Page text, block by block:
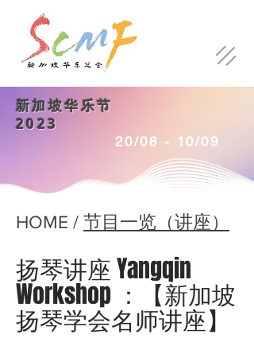
​新加坡华乐节
2023
20/08 - 10/09
HOME / 节目一览（讲座）
扬琴讲座 Yangqin
Workshop ：【新加坡
扬琴学会名师讲座】